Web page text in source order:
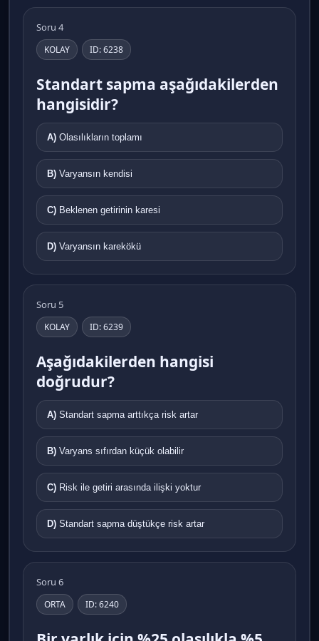
Soru 4
KOLAY ID: 6238
Standart sapma aşağıdakilerden
hangisidir?
A) Olasılıkların toplamı
B) Varyansın kendisi
C) Beklenen getirinin karesi
D) Varyansın karekökü
Soru 5
KOLAY ID: 6239
Aşağıdakilerden hangisi
doğrudur?
A) Standart sapma arttıkça risk artar
B) Varyans sıfırdan küçük olabilir
C) Risk ile getiri arasında ilişki yoktur
D) Standart sapma düştükçe risk artar
Soru 6
ORTA ID: 6240